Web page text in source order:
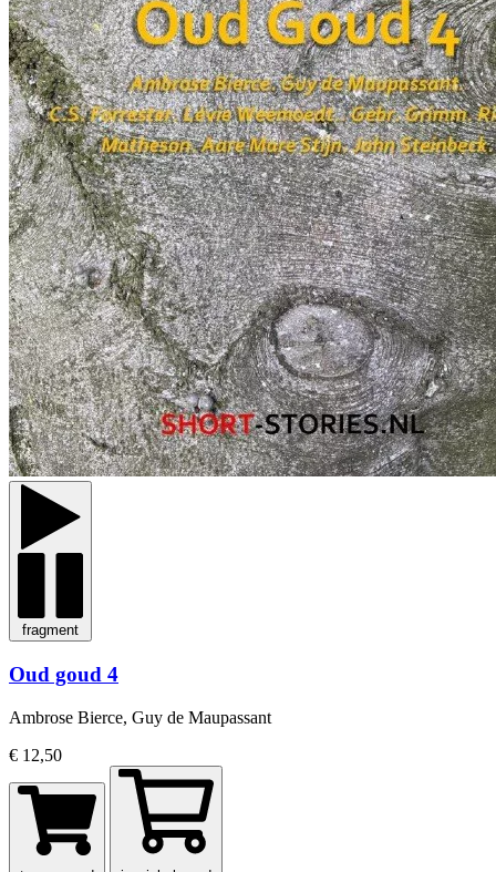
fragment
Oud goud 4
Ambrose Bierce, Guy de Maupassant
€ 12,50